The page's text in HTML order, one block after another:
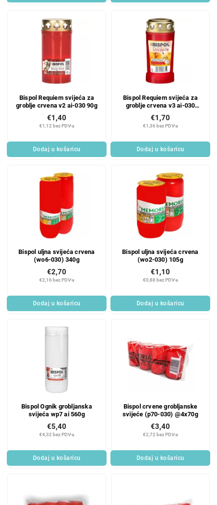
Bispol Requiem svijeća za
groblje crvena v2 ai-030 90g
€1,12 bez PDV-a
€1,40
Dodaj u košaricu
Bispol Requiem svijeća za
groblje crvena v3 ai-030
€1,36 bez PDV-a
€1,70
Dodaj u košaricu
Bispol uljna svijeća crvena
(wo6-030) 340g
€2,16 bez PDV-a
€2,70
Dodaj u košaricu
Bispol uljna svijeća crvena
(wo2-030) 105g
€0,88 bez PDV-a
€1,10
Dodaj u košaricu
Bispol Ognik grobljanska
svijeća wp7 ai 560g
€4,32 bez PDV-a
€5,40
Dodaj u košaricu
Bispol crvene grobljanske
svijeće (p70-030) @4x70g
€2,72 bez PDV-a
€3,40
Dodaj u košaricu